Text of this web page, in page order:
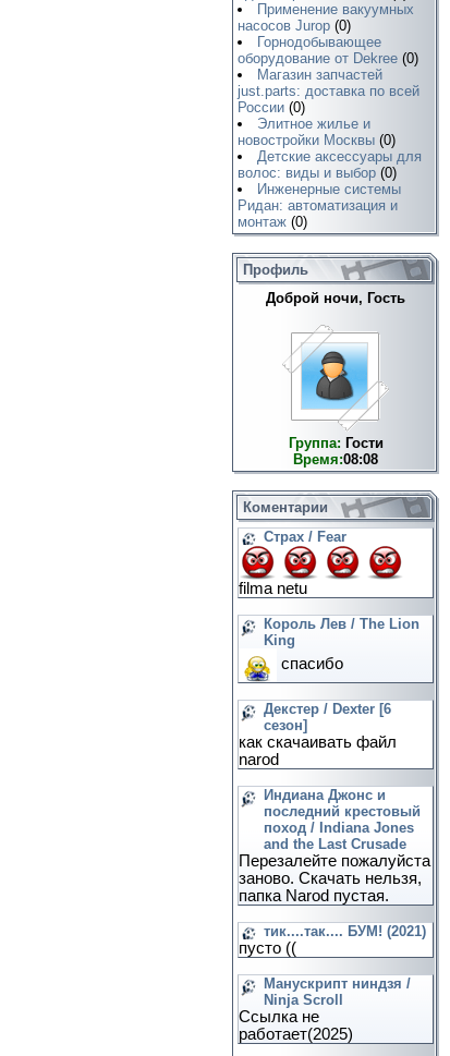
Применение вакуумных
насосов Jurop (0)
Горнодобывающее
оборудование от Dekree (0)
Магазин запчастей
just.parts: доставка по всей
России (0)
Элитное жилье и
новостройки Москвы (0)
Детские аксессуары для
волос: виды и выбор (0)
Инженерные системы
Ридан: автоматизация и
монтаж (0)
Профиль
Доброй ночи, Гость
Группа: Гости
Время:08:08
Коментарии
Страх / Fear
filma netu
Король Лев / The Lion
King
спасибо
Декстер / Dexter [6
сезон]
как скачаивать файл
narod
Индиана Джонс и
последний крестовый
поход / Indiana Jones
and the Last Crusade
Перезалейте пожалуйста
заново. Скачать нельзя,
папка Narod пустая.
тик....так.... БУМ! (2021)
пусто ((
Манускрипт ниндзя /
Ninja Scroll
Ссылка не
работает(2025)